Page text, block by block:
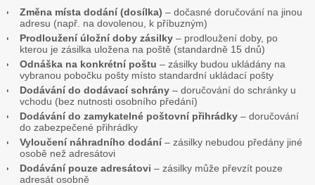
Změna místa dodání (dosílka) – dočasné doručování na jinou
adresu (např. na dovolenou, k příbuzným)
Prodloužení úložní doby zásilky – prodloužení doby, po
kterou je zásilka uložena na poště (standardně 15 dnů)
Odnáška na konkrétní poštu – zásilky budou ukládány na
vybranou pobočku pošty místo standardní ukládací pošty
Dodávání do dodávací schrány – doručování do schránky u
vchodu (bez nutnosti osobního předání)
Dodávání do zamykatelné poštovní přihrádky – doručování
do zabezpečené přihrádky
Vyloučení náhradního dodání– zásilky nebudou předány jiné
osobě než adresátovi
Dodávání pouze adresátovi – zásilky může převzít pouze
adresát osobně